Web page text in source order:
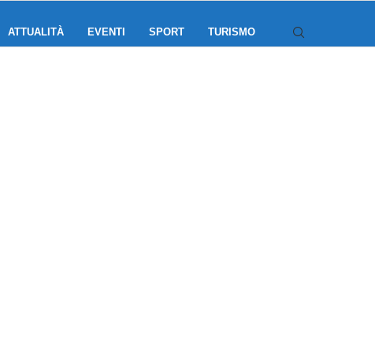
ATTUALITÀ EVENTI SPORT TURISMO